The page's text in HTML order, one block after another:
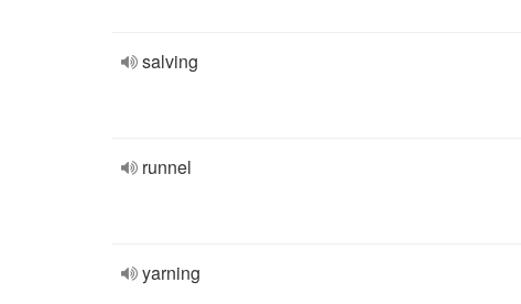
salving
runnel
yarning